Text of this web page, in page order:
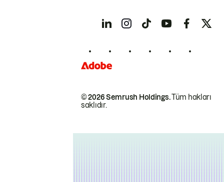
© 2026 Semrush Holdings.Tüm hakları
saklıdır.